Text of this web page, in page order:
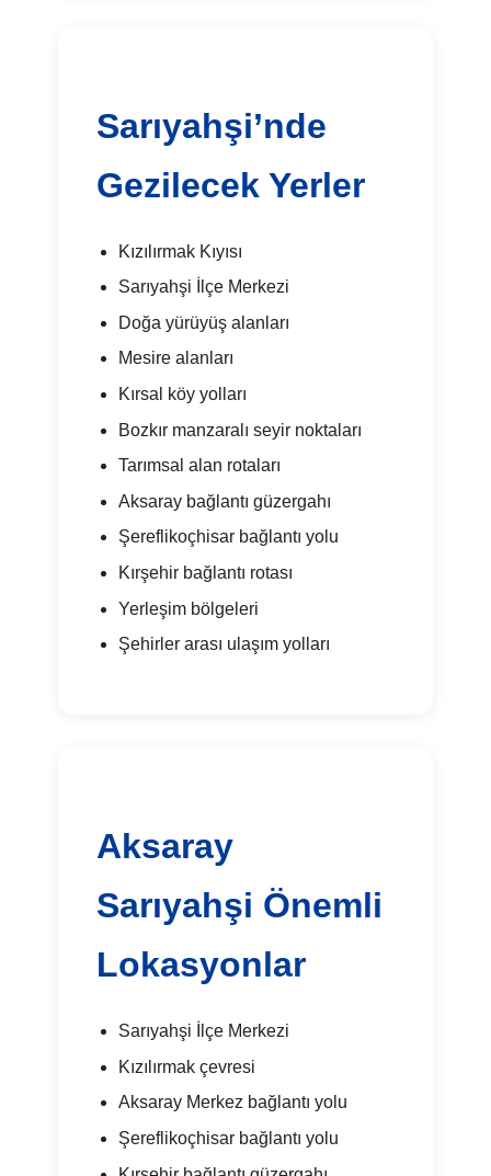
Sarıyahşi’nde
Gezilecek Yerler
Kızılırmak Kıyısı
Sarıyahşi İlçe Merkezi
Doğa yürüyüş alanları
Mesire alanları
Kırsal köy yolları
Bozkır manzaralı seyir noktaları
Tarımsal alan rotaları
Aksaray bağlantı güzergahı
Şereflikoçhisar bağlantı yolu
Kırşehir bağlantı rotası
Yerleşim bölgeleri
Şehirler arası ulaşım yolları
Aksaray
Sarıyahşi Önemli
Lokasyonlar
Sarıyahşi İlçe Merkezi
Kızılırmak çevresi
Aksaray Merkez bağlantı yolu
Şereflikoçhisar bağlantı yolu